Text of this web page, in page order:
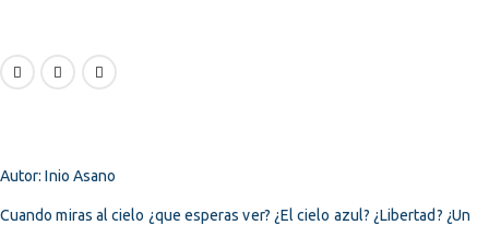
Autor: Inio Asano
Cuando miras al cielo ¿que esperas ver? ¿El cielo azul? ¿Libertad? ¿Un